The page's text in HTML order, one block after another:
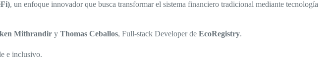
, un enfoque innovador que busca transformar el sistema financiero tradicional mediante tecnología
Mithrandir y Thomas Ceballos, Full-stack Developer de EcoRegistry.
e inclusivo.